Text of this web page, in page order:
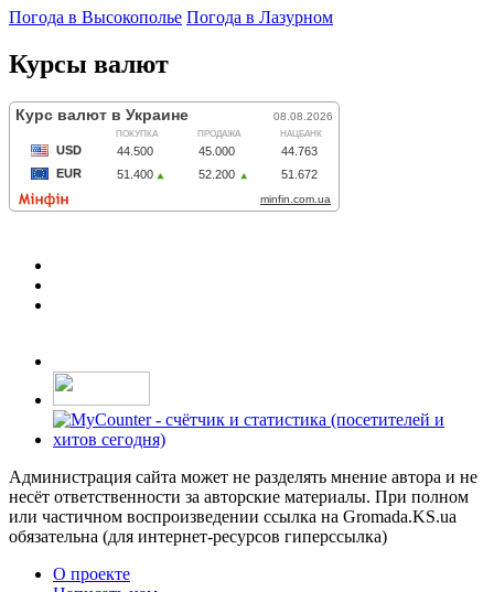
Погода в Высокополье Погода в Лазурном
Курсы валют
Администрация сайта может не разделять мнение автора и не
несёт ответственности за авторские материалы. При полном
или частичном воспроизведении ссылка на Gromada.KS.ua
обязательна (для интернет-ресурсов гиперссылка)
О проекте